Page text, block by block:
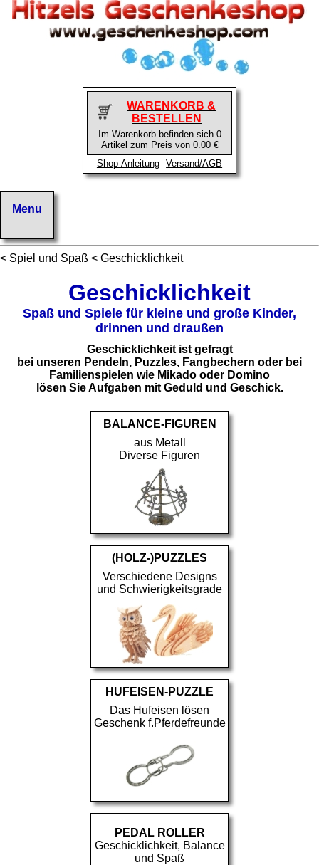
WARENKORB &
BESTELLEN
Im Warenkorb befinden sich 0
Artikel zum Preis von 0.00 €
Shop-Anleitung
Versand/AGB
< Spiel und Spaß < Geschicklichkeit
Geschicklichkeit
Spaß und Spiele für kleine und große Kinder,
drinnen und draußen
Geschicklichkeit ist gefragt
bei unseren Pendeln, Puzzles, Fangbechern oder bei
Familienspielen wie Mikado oder Domino
lösen Sie Aufgaben mit Geduld und Geschick.
BALANCE-FIGUREN
aus Metall
Diverse Figuren
(HOLZ-)PUZZLES
Verschiedene Designs
und Schwierigkeitsgrade
HUFEISEN-PUZZLE
Das Hufeisen lösen
Geschenk f.Pferdefreunde
PEDAL ROLLER
Geschicklichkeit, Balance
und Spaß